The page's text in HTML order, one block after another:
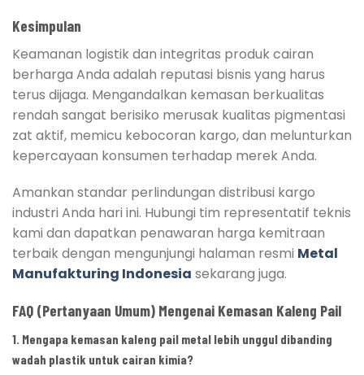
Kesimpulan
Keamanan logistik dan integritas produk cairan
berharga Anda adalah reputasi bisnis yang harus
terus dijaga. Mengandalkan kemasan berkualitas
rendah sangat berisiko merusak kualitas pigmentasi
zat aktif, memicu kebocoran kargo, dan melunturkan
kepercayaan konsumen terhadap merek Anda.
Amankan standar perlindungan distribusi kargo
industri Anda hari ini. Hubungi tim representatif teknis
kami dan dapatkan penawaran harga kemitraan
terbaik dengan mengunjungi halaman resmi Metal
Manufakturing Indonesia sekarang juga.
FAQ (Pertanyaan Umum) Mengenai Kemasan Kaleng Pail
1. Mengapa kemasan kaleng pail metal lebih unggul dibanding
wadah plastik untuk cairan kimia?